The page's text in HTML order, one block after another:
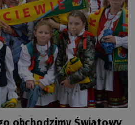
obchodzimy Światowy